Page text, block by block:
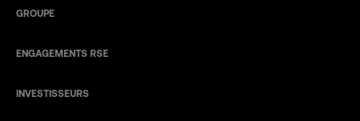
GROUPE
ENGAGEMENTS RSE
INVESTISSEURS